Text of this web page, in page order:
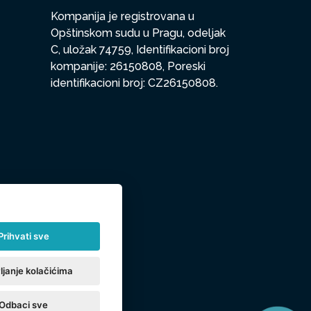
Kompanija je registrovana u
Opštinskom sudu u Pragu, odeljak
C, uložak 74759, Identifikacioni broj
kompanije: 26150808, Poreski
identifikacioni broj: CZ26150808.
sve
kolačićima
sve